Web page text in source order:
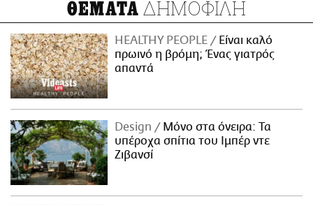
ΘΕΜΑΤΑ ΔΗΜΟΦΙΛΗ
HEALTHY PEOPLE
Είναι καλό
πρωινό η βρόμη; Ένας γιατρός
απαντά
Design
Μόνο στα όνειρα: Τα
υπέροχα σπίτια του Ιμπέρ ντε
Ζιβανσί